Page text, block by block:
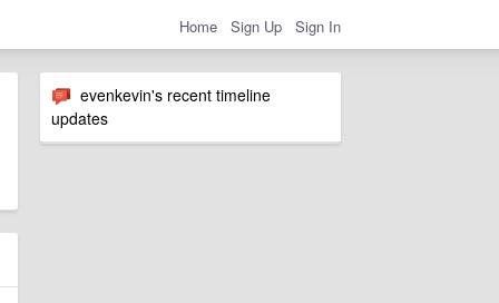
Home Sign Up Sign In
evenkevin's recent timeline
updates